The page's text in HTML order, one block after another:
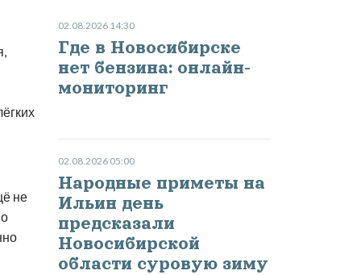
не
02.08.2026 14:30
Где в Новосибирске
нет бензина: онлайн-
мониторинг
02.08.2026 05:00
Народные приметы на
Ильин день
предсказали
Новосибирской
области суровую зиму